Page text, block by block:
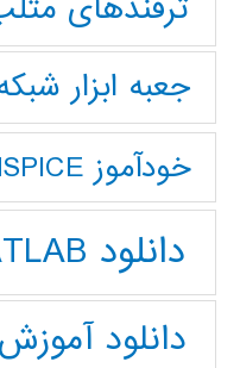
جعبه ابزار
خودآموز HSPICE
دانلود MATLAB
دانلود آموزش Matlab